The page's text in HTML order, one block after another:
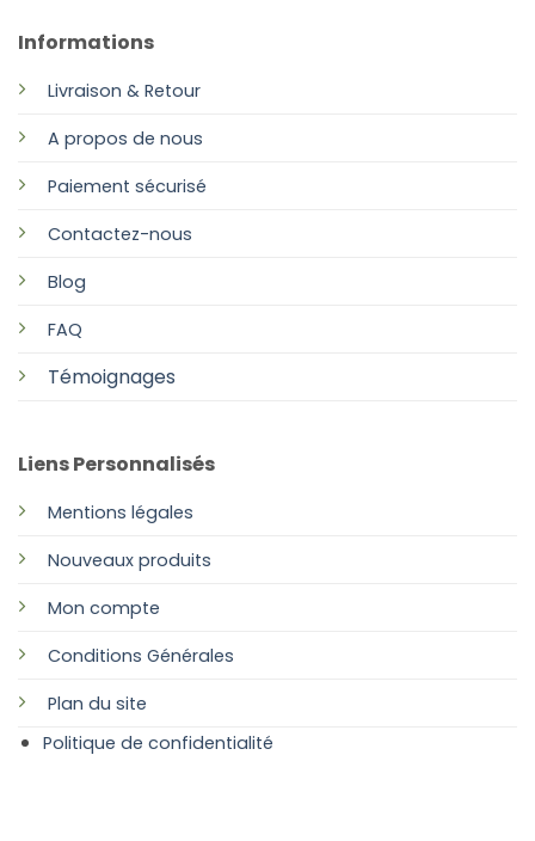
Informations
Livraison & Retour
A propos de nous
Paiement sécurisé
Contactez-nous
Blog
FAQ
Témoignages
Liens Personnalisés
Mentions légales
Nouveaux produits
Mon compte
Conditions Générales
Plan du site
Politique de confidentialité